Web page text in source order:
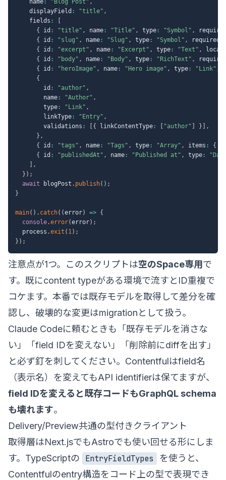
    name
: "Blog Post" ,
    displayField
: "title" ,
    fields
:
{
id : "title" , name : "Title" , type : "Symbol" ,
{
id : "slug" , name : "Slug" , type : "Symbol" , required
{
id : "excerpt" , name : "Excerpt" , type : "Text" ,
{
id : "body" , name : "Body" , type : "RichText" ,
{
id : "heroImage" , name : "Hero image" , type : "Link" ,
{
        id
: "author" ,
        name
: "Author" ,
        type
: "Link" ,
        linkType
: "Entry" ,
        validations
: { linkContentType : "author" }
,
} ,
{
id : "tags" , name : "Tags" , type : "Array" , items : {
{
id : "publishedAt" , name : "Published at" , type :
,
} ) ;
await blogPost . publish( ) ;
}
main( ) . catch( (error) => {
console.error(error) ;
  process
.exit ( 1) ;
} ) ;
注意点が1つ。このスクリプトは空のSpace専用で
す。既にcontent typeがある環境で流すとID重複で
コケます。本番では既存モデルを取得して差分を確
認し、破壊的な変更はmigrationとして扱う。
Claude Codeに頼むときも「既存モデルを消さな
い」「field IDを変えない」「削除前にdiffを出す」
と必ず釘を刺してください。Contentfulはfield名
（表示名）を変えてもAPI identifierは保てますが、
field IDを変えると既存コードもGraphQL schema
も壊れます。
Delivery/Preview共通の型付きクライアント
取得層はNext.jsでもAstroでも使い回せる形にしま
す。TypeScriptの
EntryFieldTypes
を使うと、
Contentfulのentry構造をコード上の型で表現でき